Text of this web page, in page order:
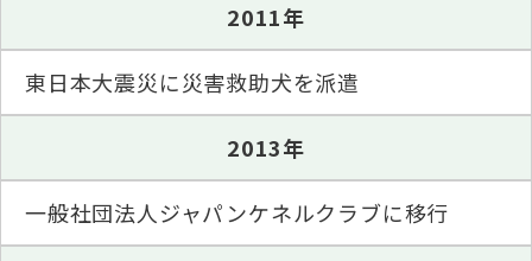
2011年
東日本大震災に災害救助犬を派遣
2013年
一般社団法人ジャパンケネルクラブに移行